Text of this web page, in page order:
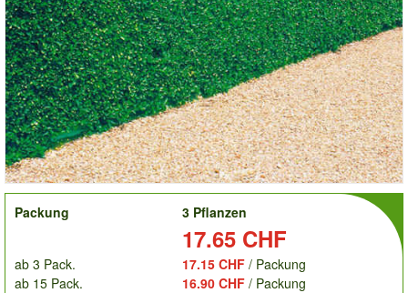
order
Packung
3 Pflanzen
17.65 CHF
ab 3 Pack. 17.15 CHF / Packung
ab 15 Pack.
16.90 CHF / Packung